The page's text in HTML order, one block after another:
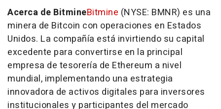
Acerca de BitmineBitmine (NYSE: BMNR) es una
minera de Bitcoin con operaciones en Estados
Unidos. La compañía está invirtiendo su capital
excedente para convertirse en la principal
empresa de tesorería de Ethereum a nivel
mundial, implementando una estrategia
innovadora de activos digitales para inversores
institucionales y participantes del mercado